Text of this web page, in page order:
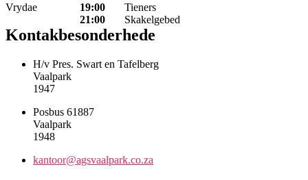
Vrydae
19:00
21:00
Tieners
Skakelgebed
Kontakbesonderhede
H/v Pres. Swart en Tafelberg
Vaalpark
1947
Posbus 61887
Vaalpark
1948
kantoor@agsvaalpark.co.za